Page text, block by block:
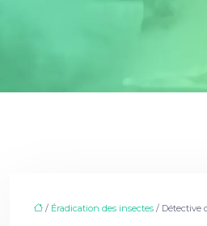
/ Éradication des insectes / Détective